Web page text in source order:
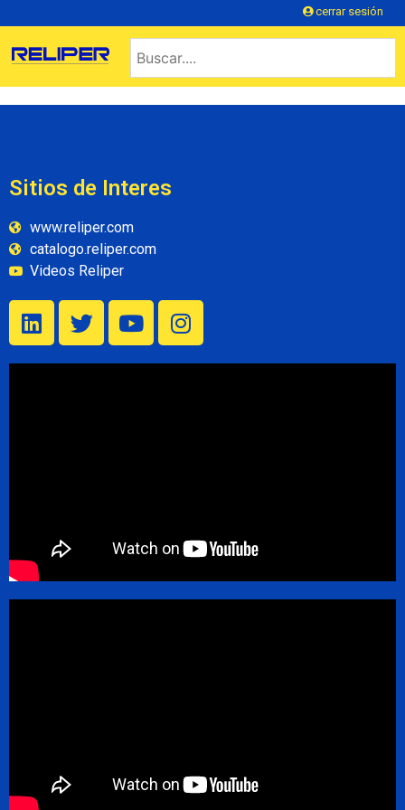
cerrar sesión
Sitios de Interes
www.reliper.com
catalogo.reliper.com
Videos Reliper